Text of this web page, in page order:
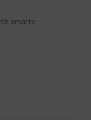
smarte